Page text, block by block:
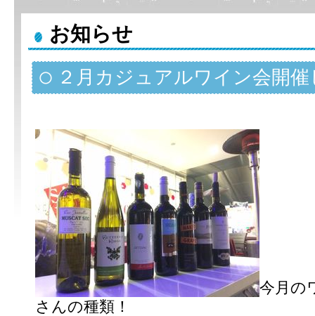
お知らせ
２月カジュアルワイン会開
今月の
さんの種類！